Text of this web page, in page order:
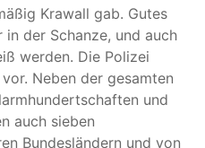
Krawall gab. Gutes
der Schanze, und auch
werden. Die Polizei
Neben der gesamten
und
auch sieben
Bundesländern und von